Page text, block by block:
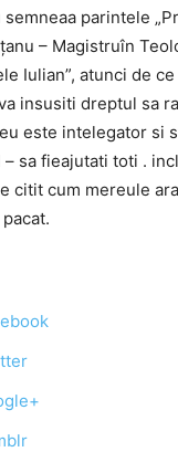
semneaa parintele
– Magistruîn
Iulian”, atunci de
insusiti dreptul sa
este intelegator si
– sa fieajutati toti .
citit cum mereule